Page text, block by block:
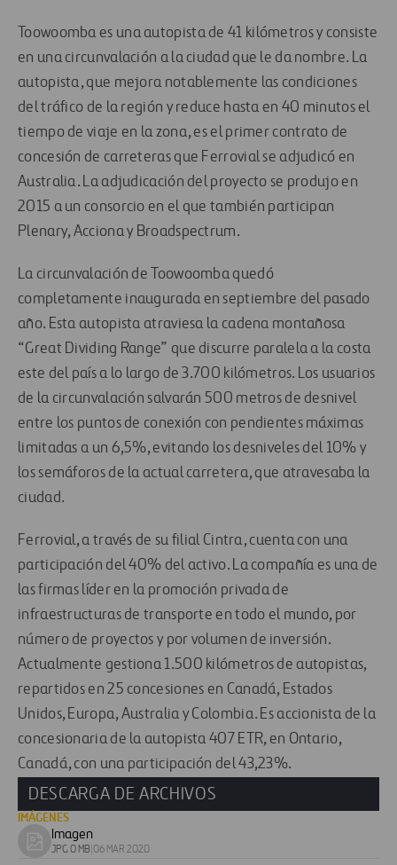
Toowoomba es una autopista de 41 kilómetros y consiste
en una circunvalación a la ciudad que le da nombre. La
autopista, que mejora notablemente las condiciones
del tráfico de la región y reduce hasta en 40 minutos el
tiempo de viaje en la zona, es el primer contrato de
concesión de carreteras que Ferrovial se adjudicó en
Australia. La adjudicación del proyecto se produjo en
2015 a un consorcio en el que también participan
Plenary, Acciona y Broadspectrum.
La circunvalación de Toowoomba quedó
completamente inaugurada en septiembre del pasado
año. Esta autopista atraviesa la cadena montañosa
“Great Dividing Range” que discurre paralela a la costa
este del país a lo largo de 3.700 kilómetros. Los usuarios
de la circunvalación salvarán 500 metros de desnivel
entre los puntos de conexión con pendientes máximas
limitadas a un 6,5%, evitando los desniveles del 10% y
los semáforos de la actual carretera, que atravesaba la
ciudad.
Ferrovial, a través de su filial Cintra, cuenta con una
participación del 40% del activo. La compañía es una de
las firmas líder en la promoción privada de
infraestructuras de transporte en todo el mundo, por
número de proyectos y por volumen de inversión.
Actualmente gestiona 1.500 kilómetros de autopistas,
repartidos en 25 concesiones en Canadá, Estados
Unidos, Europa, Australia y Colombia. Es accionista de la
concesionaria de la autopista 407 ETR, en Ontario,
Canadá, con una participación del 43,23%.
DESCARGA DE ARCHIVOS
IMÁGENES
Download
Imagen
JPG 0 MB 06 MAR 2020